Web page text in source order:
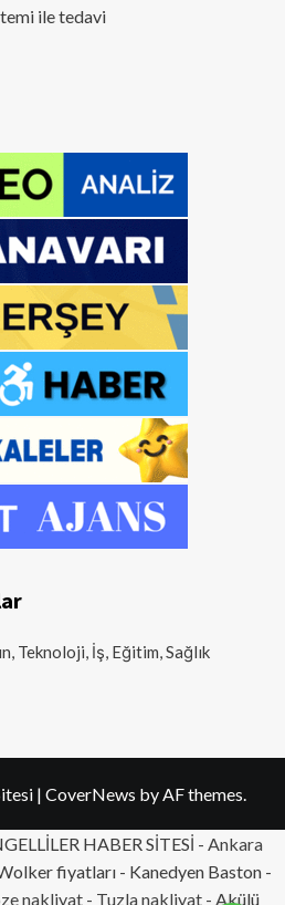
ile tedavi
Teknoloji, İş, Eğitim, Sağlık
| CoverNews by AF themes.
HABER SİTESİ - Ankara
fiyatları - Kanedyen Baston -
nakliyat- Tuzla nakliyat- Akülü